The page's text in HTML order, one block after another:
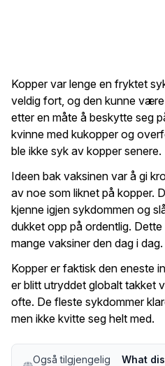
Kopper var lenge en fryktet
veldig fort, og den kunne
etter en måte å beskytte seg
kvinne med kukopper og
ble ikke syk av kopper senere.
Ideen bak vaksinen var å gi
av noe som liknet på kopper.
kjenne igjen sykdommen og
dukket opp på ordentlig.
mange vaksiner den dag i dag.
Kopper er faktisk den eneste
er blitt utryddet globalt takket
ofte. De fleste sykdommer
men ikke kvitte seg helt med.
Også tilgjengelig
What